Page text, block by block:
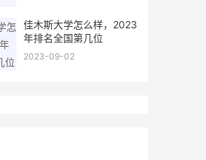
佳木斯大学怎么样，2023
年排名全国第几位
2023-09-02